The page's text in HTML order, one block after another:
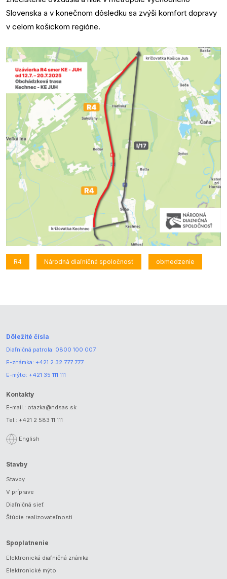
Slovenska a v konečnom dôsledku sa zvýši komfort dopravy
v celom košickom regióne.
R4 Národná diaľničná spoločnosť obmedzenie
Dôležité čísla
Diaľničná patrola: 0800 100 007
E-známka: +421 2 32 777 777
E-mýto: +421 35 111 111
Kontakty
E-mail.: otazka@ndsas.sk
Tel.: +421 2 583 11 111
English
Stavby
Stavby
V príprave
Diaľničná sieť
Štúdie realizovateľnosti
Spoplatnenie
Elektronická diaľničná známka
Elektronické mýto